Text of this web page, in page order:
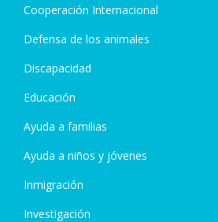
Cooperación Internacional
Defensa de los animales
Discapacidad
Educación
Ayuda a familias
Ayuda a niños y jóvenes
Inmigración
Investigación